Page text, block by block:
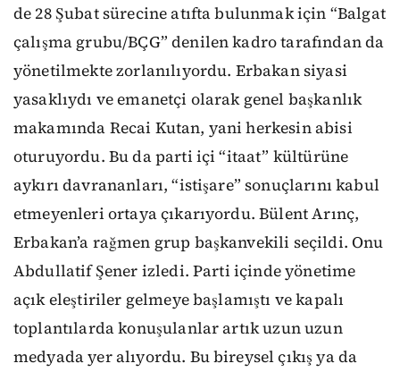
de 28 Şubat sürecine atıfta bulunmak için “Balgat
çalışma grubu/BÇG” denilen kadro tarafından da
yönetilmekte zorlanılıyordu. Erbakan siyasi
yasaklıydı ve emanetçi olarak genel başkanlık
makamında Recai Kutan, yani herkesin abisi
oturuyordu. Bu da parti içi “itaat” kültürüne
aykırı davrananları, “istişare” sonuçlarını kabul
etmeyenleri ortaya çıkarıyordu. Bülent Arınç,
Erbakan’a rağmen grup başkanvekili seçildi. Onu
Abdullatif Şener izledi. Parti içinde yönetime
açık eleştiriler gelmeye başlamıştı ve kapalı
toplantılarda konuşulanlar artık uzun uzun
medyada yer alıyordu. Bu bireysel çıkış ya da